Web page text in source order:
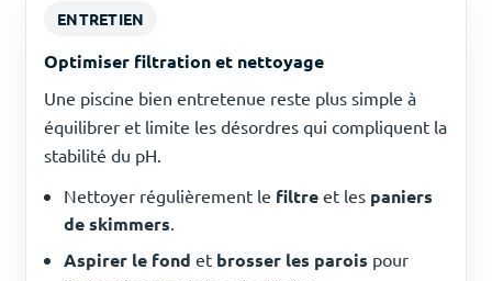
ENTRETIEN
Optimiser filtration et nettoyage
Une piscine bien entretenue reste plus simple à
équilibrer et limite les désordres qui compliquent la
stabilité du pH.
Nettoyer régulièrement le filtre et les paniers
de skimmers.
Aspirer le fond et brosser les parois pour